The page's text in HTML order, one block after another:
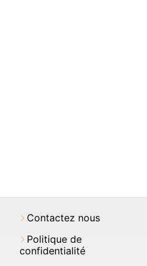
Contactez nous
Politique de
confidentialité